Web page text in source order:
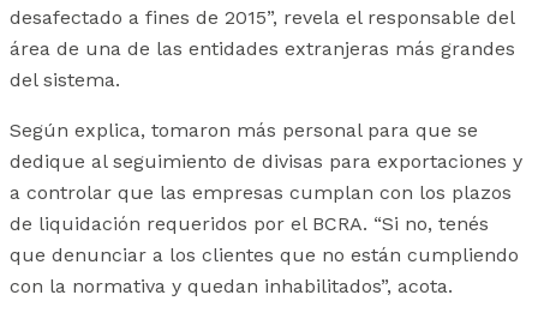
desafectado a fines de 2015”, revela el responsable del
área de una de las entidades extranjeras más grandes
del sistema.
Según explica, tomaron más personal para que se
dedique al seguimiento de divisas para exportaciones y
a controlar que las empresas cumplan con los plazos
de liquidación requeridos por el BCRA. “Si no, tenés
que denunciar a los clientes que no están cumpliendo
con la normativa y quedan inhabilitados”, acota.